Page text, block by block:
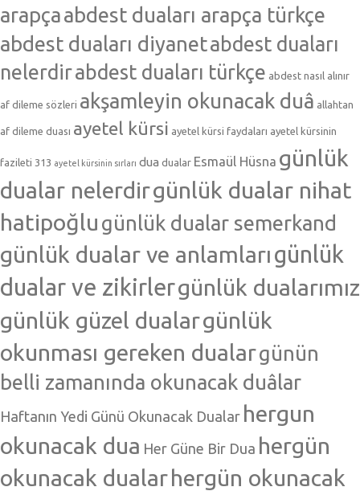
arapçaabdest duaları arapça türkçe
abdest duaları diyanetabdest duaları
nelerdirabdest duaları türkçe abdest nasıl alınır
af dileme sözleri akşamleyin okunacak duâ allahtan
af dileme duası ayetel kürsi ayetel kürsi faydaları ayetel kürsinin
fazileti 313 ayetel kürsinin sırları dua dualar Esmaül Hüsna günlük
dualar nelerdirgünlük dualar nihat
hatipoğlu günlük dualar semerkand
günlük dualar ve anlamlarıgünlük
dualar ve zikirlergünlük dualarımız
günlük güzel dualargünlük
okunması gereken dualargünün
belli zamanında okunacak duâlar
Haftanın Yedi Günü Okunacak Dualar hergun
okunacak dua Her Güne Bir Dua hergün
okunacak dualarhergün okunacak